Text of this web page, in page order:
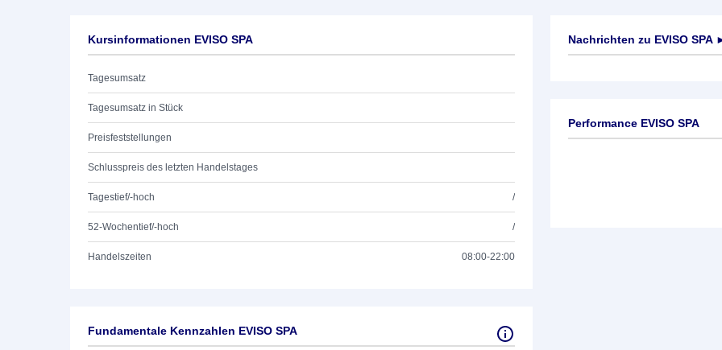
Kursinformationen EVISO SPA
Tagesumsatz
Tagesumsatz in Stück
Preisfeststellungen
Schlusspreis des letzten Handelstages
Tagestief/-hoch /
52-Wochentief/-hoch /
Handelszeiten 08:00-22:00
Fundamentale Kennzahlen EVISO SPA
Nachrichten zu EVISO SPA
Performance EVISO SPA